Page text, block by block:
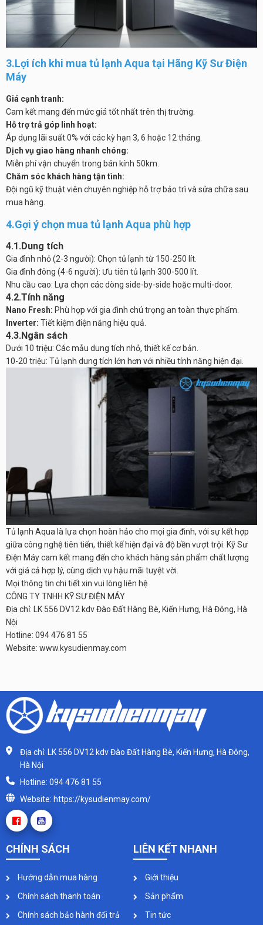
3.Lợi ích khi mua tủ lạnh Aqua tại Hãng Kỹ Sư Điện
Máy
Giá cạnh tranh:
Cam kết mang đến mức giá tốt nhất trên thị trường.
Hỗ trợ trả góp linh hoạt:
Áp dụng lãi suất 0% với các kỳ hạn 3, 6 hoặc 12 tháng.
Dịch vụ giao hàng nhanh chóng:
Miễn phí vận chuyển trong bán kính 50km.
Chăm sóc khách hàng tận tình:
Đội ngũ kỹ thuật viên chuyên nghiệp hỗ trợ bảo trì và sửa chữa sau
mua hàng.
4.Gợi ý chọn mua tủ lạnh Aqua phù hợp
4.1.Dung tích
Gia đình nhỏ (2-3 người): Chọn tủ lạnh từ 150-250 lít.
Gia đình đông (4-6 người): Ưu tiên tủ lạnh 300-500 lít.
Nhu cầu cao: Lựa chọn các dòng side-by-side hoặc multi-door.
4.2.Tính năng
Nano Fresh: Phù hợp với gia đình chú trọng an toàn thực phẩm.
Inverter: Tiết kiệm điện năng hiệu quả.
4.3.Ngân sách
Dưới 10 triệu: Các mẫu dung tích nhỏ, thiết kế cơ bản.
10-20 triệu: Tủ lạnh dung tích lớn hơn với nhiều tính năng hiện đại.
Tủ lạnh Aqua là lựa chọn hoàn hảo cho mọi gia đình, với sự kết hợp
giữa công nghệ tiên tiến, thiết kế hiện đại và độ bền vượt trội. Kỹ Sư
Điện Máy cam kết mang đến cho khách hàng sản phẩm chất lượng
với giá cả hợp lý, cùng dịch vụ hậu mãi tuyệt vời.
Mọi thông tin chi tiết xin vui lòng liên hệ
CÔNG TY TNHH KỸ SƯ ĐIỆN MÁY
Địa chỉ: LK 556 DV12 kdv Đào Đất Hàng Bè, Kiến Hưng, Hà Đông, Hà
Nội
Hotline: 094 476 81 55
Website: www.kysudienmay.com
Địa chỉ: LK 556 DV12 kdv Đào Đất Hàng Bè, Kiến Hưng, Hà Đông,
Hà Nội
Hotline: 094 476 81 55
Website: https://kysudienmay.com/
CHÍNH SÁCH
Hướng dẫn mua hàng
Chính sách thanh toán
Chính sách bảo hành đổi trả
LIÊN KẾT NHANH
Giới thiệu
Sản phẩm
Tin tức